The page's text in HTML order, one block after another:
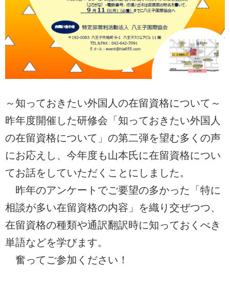
～知っておきたい外国人の在留資格について～
昨年度開催した研修会「知っておきたい外国人
の在留資格について」の第二弾を望む多くの声
にお応えし、今年度も山本氏に在留資格につい
てお話をしていただくことにしました。
昨年のアンケートでご要望の多かった「特に
相談が多い在留資格の内容」を織り交ぜつつ、
在留資格の種類や通訳翻訳時に知っておくべき
単語などを学びます。
奮ってご参加ください！